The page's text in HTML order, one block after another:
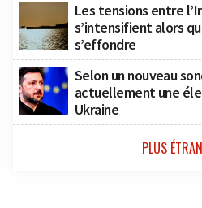
Les tensions entre
s’intensifient alors
s’effondre
Selon un nouveau
actuellement une
Ukraine
PLUS